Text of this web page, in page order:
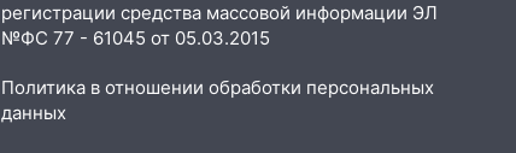
регистрации средства массовой информации ЭЛ
№ФС 77 - 61045 от 05.03.2015
Политика в отношении обработки персональных
данных